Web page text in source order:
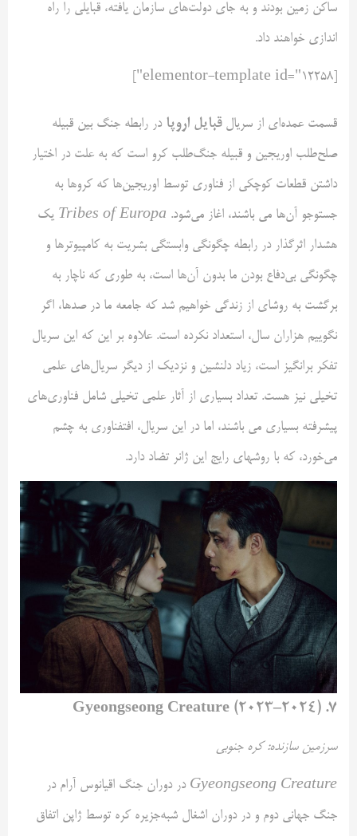
ساکن زمین بودند و به جای دولت‌های سازمان یافته، قبایلی را راه
اندازی خواهند داد.
قسمت عمده‌ای از سریالقبایل اروپا در رابطه جنگ بین قبیله
صلح‌طلب اوریجین و قبیله جنگ‌طلب کرو است که به علت در اختیار
داشتن قطعات کوچکی از فناوری توسط اوریجین‌ها که کروها به
جستوجو آن‌ها می باشند، اغاز می‌شود. Tribes of Europa یک
هشدار اثرگذار در رابطه چگونگی وابستگی بشریت به کامپیوترها و
چگونگی بی‌دفاع بودن ما بدون آن‌ها است، به طوری که ناچار به
برگشت به روشای از زندگی‌ خواهیم شد که جامعه ما در صدها، اگر
نگوییم هزاران سال، استعداد نکرده است. علاوه بر این که این سریال
تفکر برانگیز است، زیاد دلنشین و نزدیک از دیگر سریال‌های علمی
تخیلی نیز هست. تعداد بسیاری از آثار علمی تخیلی شامل فناوری‌های
پیشرفته بسیاری می باشند، اما در این سریال، افتفناوری به چشم
می‌خورد، که با روشهای رایج این ژانر تضاد دارد.
۷. Gyeongseong Creature (۲۰۲۳–۲۰۲۴)
سرزمین سازنده: کره جنوبی
Gyeongseong Creature در دوران جنگ اقیانوس آرام در
جنگ جهانی دوم و در دوران اشغال شبه‌جزیره کره توسط ژاپن اتفاق